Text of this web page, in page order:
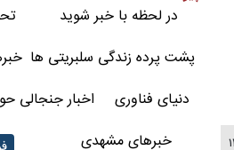
در لحظه با خبر شوید
پشت پرده زندگی سلبریتی ها
دنیای فناوری
اخبار جنجالی
خبرهای مشهدی